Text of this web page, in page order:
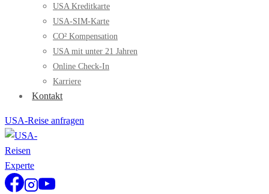
USA Kreditkarte
USA-SIM-Karte
CO² Kompensation
USA mit unter 21 Jahren
Online Check-In
Karriere
Kontakt
USA-Reise anfragen